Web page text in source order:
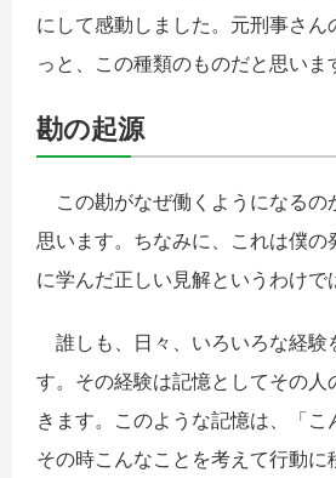
にして感動しました。元刑事さん
っと、この種類のものだと思いま
勘の起源
この勘がなぜ働くようになるの
思います。ちなみに、これは僕の
に学んだ正しい見解というわけで
誰しも、日々、いろいろな経験
す。その経験は記憶としてその人
きます。このような記憶は、「こ
その時こんなことを考えて行動に